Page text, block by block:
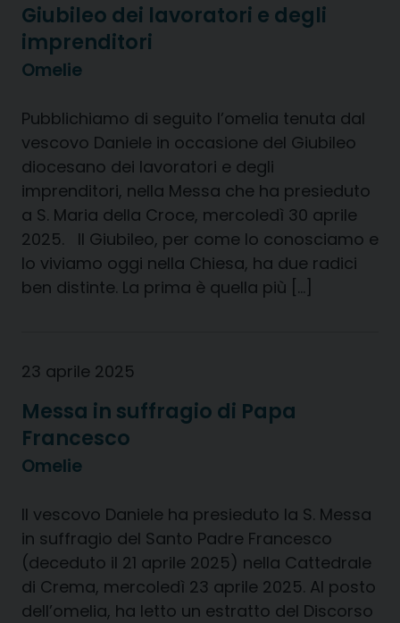
Giubileo dei lavoratori e degli
imprenditori
Omelie
Pubblichiamo di seguito l’omelia tenuta dal
vescovo Daniele in occasione del Giubileo
diocesano dei lavoratori e degli
imprenditori, nella Messa che ha presieduto
a S. Maria della Croce, mercoledì 30 aprile
2025. Il Giubileo, per come lo conosciamo e
lo viviamo oggi nella Chiesa, ha due radici
ben distinte. La prima è quella più […]
23 aprile 2025
Messa in suffragio di Papa
Francesco
Omelie
Il vescovo Daniele ha presieduto la S. Messa
in suffragio del Santo Padre Francesco
(deceduto il 21 aprile 2025) nella Cattedrale
di Crema, mercoledì 23 aprile 2025. Al posto
dell’omelia, ha letto un estratto del Discorso